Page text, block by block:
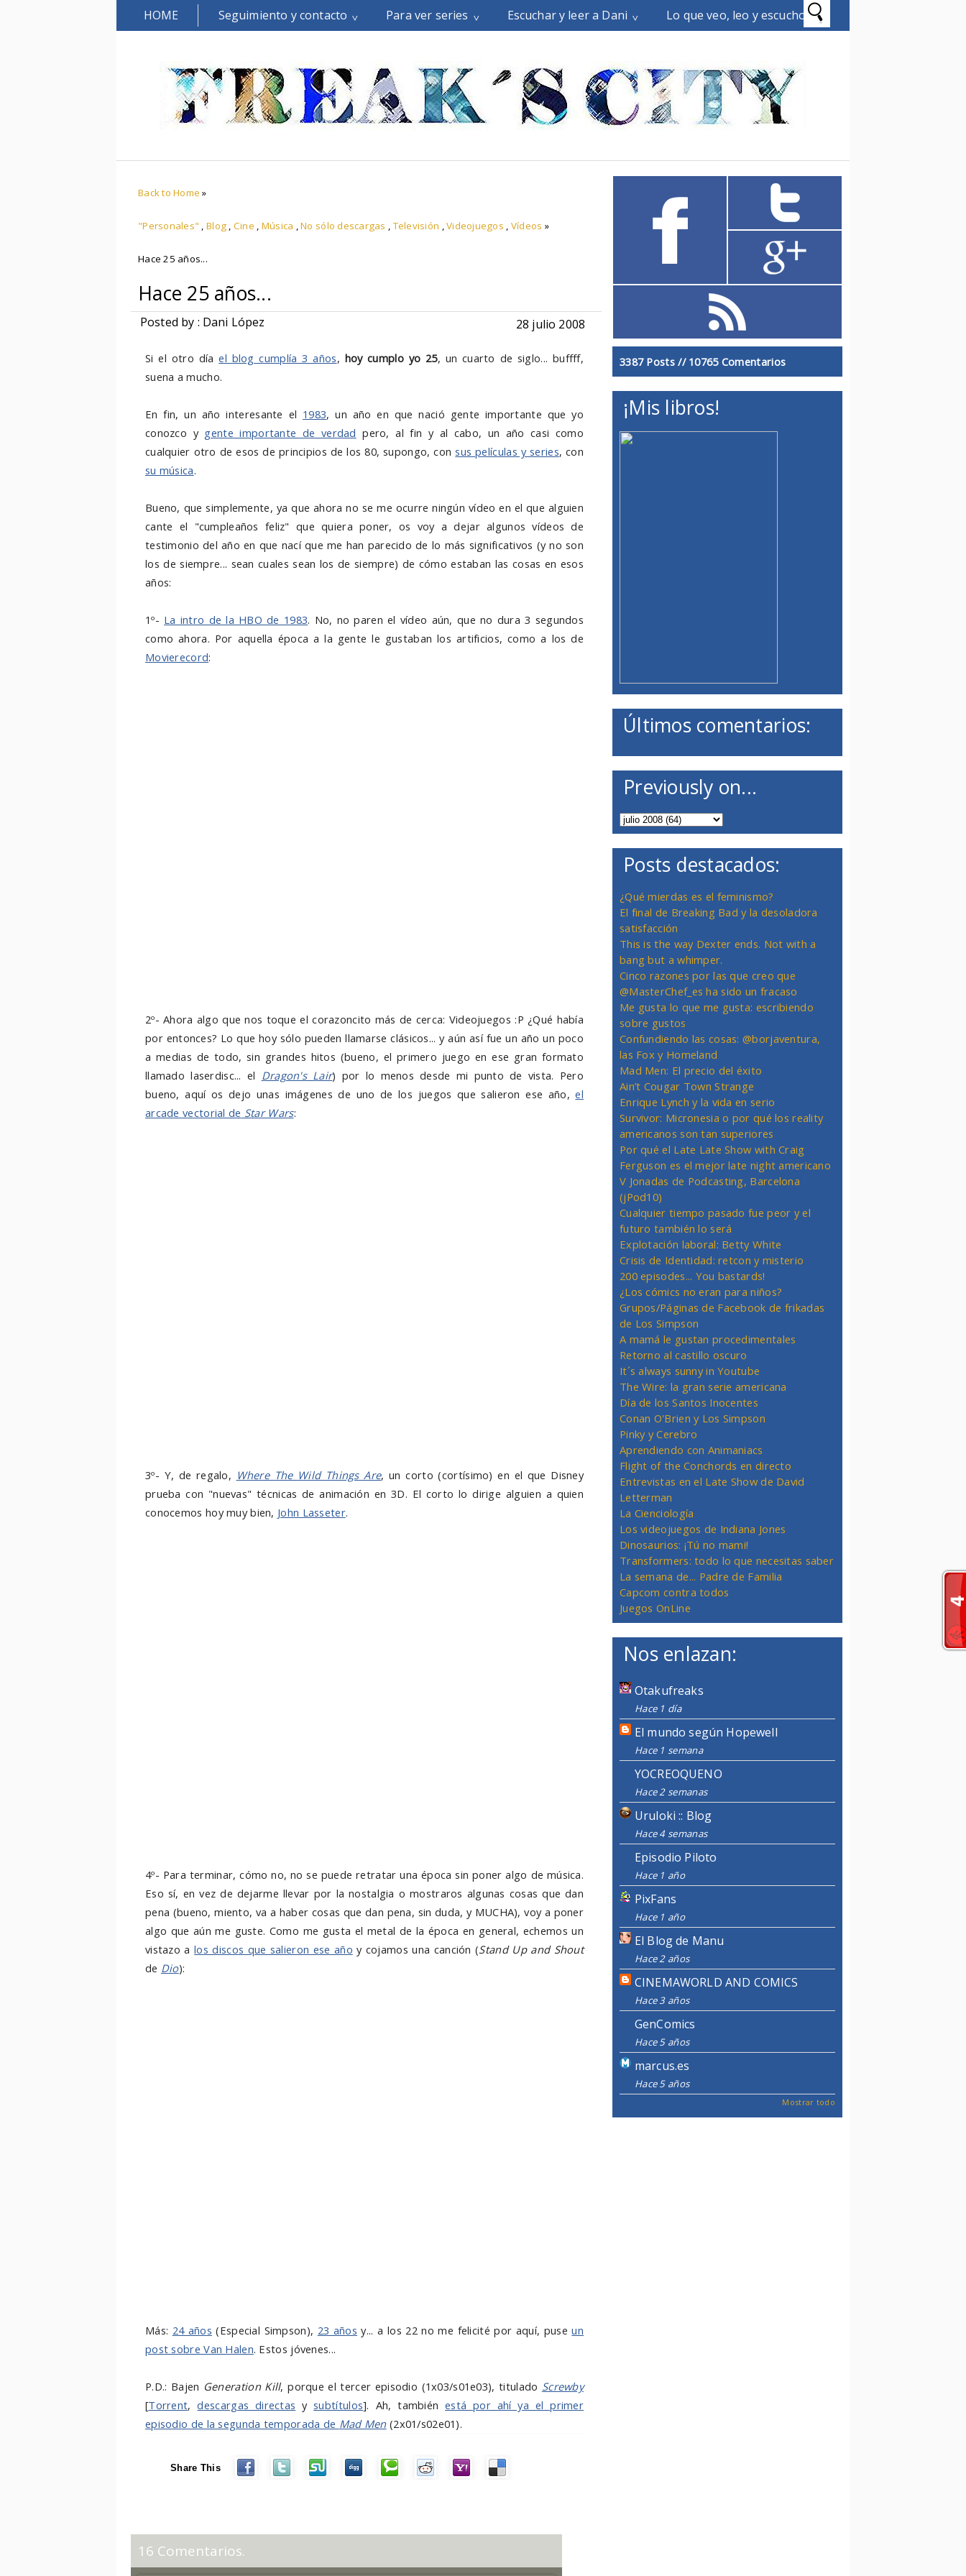
HOME Seguimiento y contacto Para ver series Escuchar y leer a Dani Lo que veo, leo y escucho
Back to Home »
"Personales" ,Blog , Cine , Música ,No sólo descargas ,Televisión ,Videojuegos , Vídeos »
Hace 25 años...
Hace 25 años...
Posted by : Dani López 28 julio 2008
Si el otro díael blog cumplía 3 años, hoy cumplo yo 25, un cuarto de siglo... buffff,
suena a mucho.
En fin, un año interesante el 1983, un año en que nació gente importante que yo
conozco y gente importante de verdad pero, al fin y al cabo, un año casi como
cualquier otro de esos de principios de los 80, supongo, consus películas y series, con
su música.
Bueno, que simplemente, ya que ahora no se me ocurre ningún vídeo en el que alguien
cante el "cumpleaños feliz" que quiera poner, os voy a dejar algunos vídeos de
testimonio del año en que nací que me han parecido de lo más significativos (y no son
los de siempre... sean cuales sean los de siempre) de cómo estaban las cosas en esos
años:
1º- La intro de la HBO de 1983. No, no paren el vídeo aún, que no dura 3 segundos
como ahora. Por aquella época a la gente le gustaban los artificios, como a los de
Movierecord:
2º- Ahora algo que nos toque el corazoncito más de cerca: Videojuegos :P ¿Qué había
por entonces? Lo que hoy sólo pueden llamarse clásicos... y aún así fue un año un poco
a medias de todo, sin grandes hitos (bueno, el primero juego en ese gran formato
llamado laserdisc... el Dragon's Lair) por lo menos desde mi punto de vista. Pero
bueno, aquí os dejo unas imágenes de uno de los juegos que salieron ese año,el
arcade vectorial de Star Wars:
3º- Y, de regalo, Where The Wild Things Are, un corto (cortísimo) en el que Disney
prueba con "nuevas" técnicas de animación en 3D. El corto lo dirige alguien a quien
conocemos hoy muy bien, John Lasseter.
4º- Para terminar, cómo no, no se puede retratar una época sin poner algo de música.
Eso sí, en vez de dejarme llevar por la nostalgia o mostraros algunas cosas que dan
pena (bueno, miento, va a haber cosas que dan pena, sin duda, y MUCHA), voy a poner
algo que aún me guste. Como me gusta el metal de la época en general, echemos un
vistazo alos discos que salieron ese año y cojamos una canción (Stand Up and Shout
de Dio):
Más: 24 años (Especial Simpson), 23 años y... a los 22 no me felicité por aquí, puseun
post sobre Van Halen. Estos jóvenes...
P.D.: Bajen Generation Kill, porque el tercer episodio (1x03/s01e03), titulado Screwby
[Torrent,descargas directas ysubtítulos]. Ah, tambiénestá por ahí ya el primer
episodio de la segunda temporada de Mad Men(2x01/s02e01).
Share This
16 Comentarios.
3387 Posts // 10765 Comentarios
¡Mis libros!
Últimos comentarios:
Previously on...
Posts destacados:
¿Qué mierdas es el feminismo?
El final de Breaking Bad y la desoladora
satisfacción
This is the way Dexter ends. Not with a
bang but a whimper.
Cinco razones por las que creo que
@MasterChef_es ha sido un fracaso
Me gusta lo que me gusta: escribiendo
sobre gustos
Confundiendo las cosas: @borjaventura,
las Fox y Homeland
Mad Men: El precio del éxito
Ain’t Cougar Town Strange
Enrique Lynch y la vida en serio
Survivor: Micronesia o por qué los reality
americanos son tan superiores
Por qué el Late Late Show with Craig
Ferguson es el mejor late night americano
V Jonadas de Podcasting, Barcelona
(jPod10)
Cualquier tiempo pasado fue peor y el
futuro también lo será
Explotación laboral: Betty White
Crisis de Identidad: retcon y misterio
200 episodes... You bastards!
¿Los cómics no eran para niños?
Grupos/Páginas de Facebook de frikadas
de Los Simpson
A mamá le gustan procedimentales
Retorno al castillo oscuro
It´s always sunny in Youtube
The Wire: la gran serie americana
Día de los Santos Inocentes
Conan O'Brien y Los Simpson
Pinky y Cerebro
Aprendiendo con Animaniacs
Flight of the Conchords en directo
Entrevistas en el Late Show de David
Letterman
La Cienciología
Los videojuegos de Indiana Jones
Dinosaurios: ¡Tú no mami!
Transformers: todo lo que necesitas saber
La semana de... Padre de Familia
Capcom contra todos
Juegos OnLine
Nos enlazan:
Otakufreaks
Hace 1 día
El mundo según Hopewell
Hace 1 semana
YOCREOQUENO
Hace 2 semanas
Uruloki :: Blog
Hace 4 semanas
Episodio Piloto
Hace 1 año
PixFans
Hace 1 año
El Blog de Manu
Hace 2 años
CINEMAWORLD AND COMICS
Hace 3 años
GenComics
Hace 5 años
marcus.es
Hace 5 años
Mostrar todo